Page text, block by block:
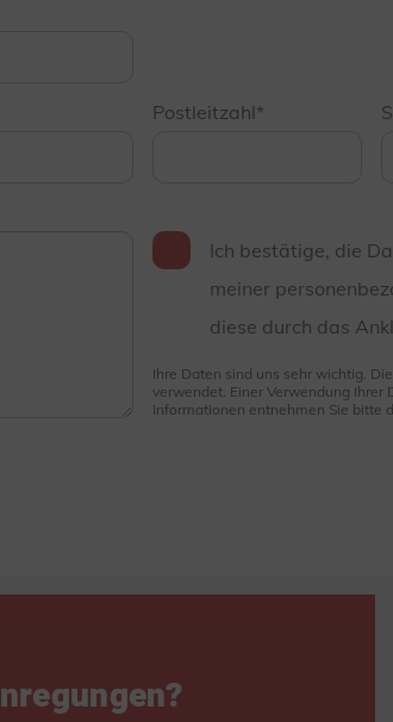
Postleitzahl
Ich bestätige, die
meiner
diese durch das
Ihre Daten sind uns sehr wichtig.
verwendet. Einer Verwendung Ihrer
Informationen entnehmen Sie bitte